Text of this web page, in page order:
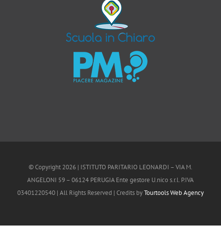
© Copyright 2026 | ISTITUTO PARITARIO LEONARDI – VIA M.
ANGELONI 59 – 06124 PERUGIA Ente gestore U.nico s.r.l. P.IVA
03401220540 | All Rights Reserved | Credits byTourtools Web Agency